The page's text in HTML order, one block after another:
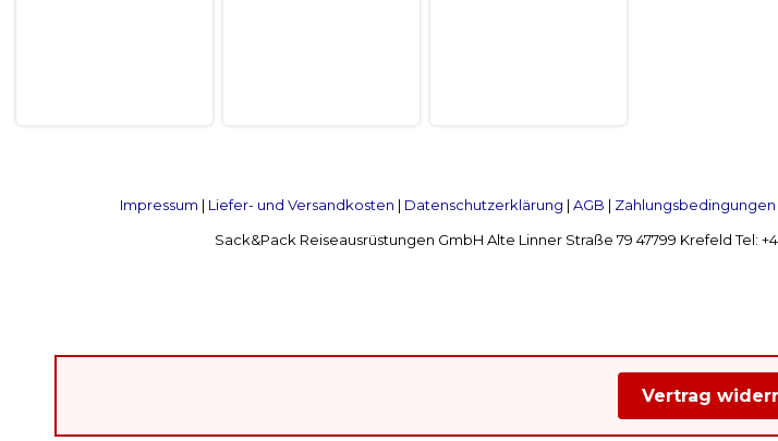
Impressum | Liefer- und Versandkosten | Datenschutzerklärung | AGB | Zahlungsbedingungen
Sack&Pack Reiseausrüstungen GmbH Alte Linner Straße 79 47799 Krefeld Tel:
Vertrag